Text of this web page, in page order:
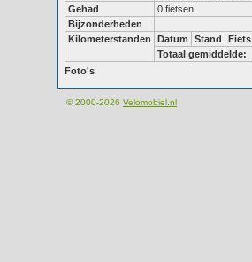
Gehad
0 fietsen
Bijzonderheden
Kilometerstanden
Datum Stand Fiets
Totaal gemiddelde:
Foto's
© 2000-2026 Velomobiel.nl